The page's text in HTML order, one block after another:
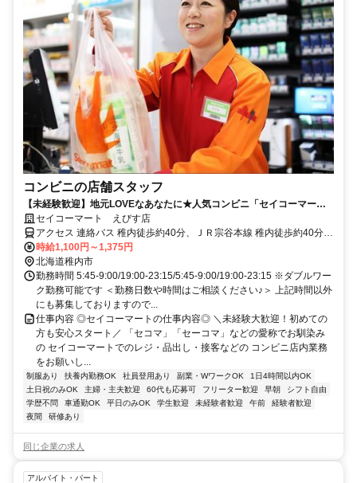
コンビニの店舗スタッフ
【未経験歓迎】地元LOVEなあなたに★人気コンビニ「セイコーマー
ト」であったか接客始めませんか♪
セイコーマート えびす店
アクセス 連絡バス 稚内徒歩約40分、ＪＲ宗谷本線 稚内徒歩約40分、
ＪＲ宗谷本線 南稚内徒歩約67分
時給1,100円～1,375円
北海道稚内市
勤務時間 5:45-9:00/19:00-23:15/5:45-9:00/19:00-23:15 ※ダブルワー
ク勤務可能です ＜勤務日数や時間はご相談ください♪＞ 上記時間以外
にも募集しておりますので...
仕事内容 ◎セイコーマートの仕事内容◎ ＼未経験大歓迎！初めての
方も安心スタート／ 「セコマ」「セーコマ」などの愛称でお馴染み
の セイコーマートでのレジ・品出し・接客などの コンビニ店内業務
をお願いし...
制服あり 扶養内勤務OK 社員登用あり 副業・WワークOK
1日4時間以内OK
土日祝のみOK
主婦・主夫歓迎 60代も応募可 フリーター歓迎 早朝
シフト自由
学歴不問
車通勤OK 平日のみOK 学生歓迎 未経験者歓迎 午前
経験者歓迎
夜間
研修あり
同じ企業の求人
アルバイト・パート